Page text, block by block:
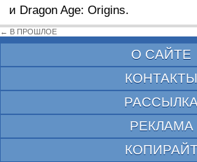
и Dragon Age: Origins.
← В ПРОШЛОЕ
О САЙТЕ
КОНТАКТЫ
РАССЫЛКА
РЕКЛАМА